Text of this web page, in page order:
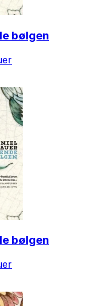
bølgen
bølgen